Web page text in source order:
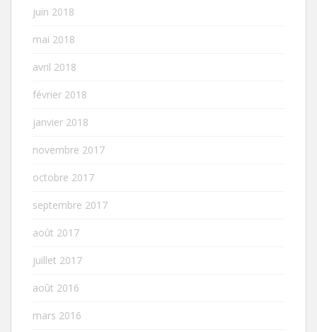
juin 2018
mai 2018
avril 2018
février 2018
janvier 2018
novembre 2017
octobre 2017
septembre 2017
août 2017
juillet 2017
août 2016
mars 2016